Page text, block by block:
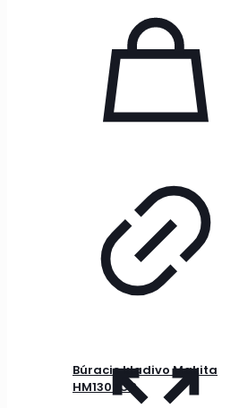
Búracie kladivo Makita
HM1307CB